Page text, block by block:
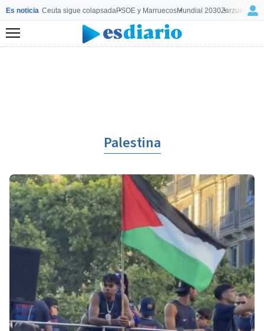
Es noticia Ceuta sigue colapsadaPSOE y MarruecosMundial 2030Zarzuela y
Menú
Palestina